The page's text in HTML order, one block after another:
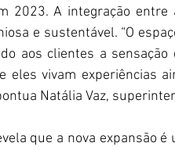
2023. A integração
e sustentável. “O
aos clientes a
eles vivam experiências
Natália Vaz,
que a nova expansão